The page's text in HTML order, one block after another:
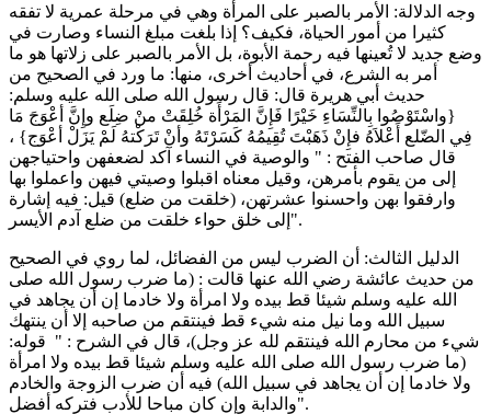
وجه الدلالة: الأمر بالصبر على المرأة وهي في مرحلة عمرية لا تفقه
كثيرا من أمور الحياة، فكيف؟ إذا بلغت مبلغ النساء وصارت في
وضع جديد لا تُعينها فيه رحمة الأبوة، بل الأمر بالصبر على زلاتها هو ما
أمر به الشرع، في أحاديث أخرى، منها: ما ورد في الصحيح من
حديث أبي هريرة قال: قال رسول الله صلى الله عليه وسلم:
{واسْتَوْصُوا بِالنِّسَاءِ خَيْرًا فَإِنَّ المَرْأَة خُلِقَتْ منْ ضِلَع وإِنَّ أعْوَجَ مَا
فِي الضّلع أَعْلاَهُ فإِنْ ذَهَبْتَ تُقِيمُهُ كَسَرْتَهُ وأنْ تَرَكْتهُ لَمْ يَزَلْ أعْوَج} ،
قال صاحب الفتح : " والوصية في النساء آكد لضعفهن واحتياجهن
إلى من يقوم بأمرهن، وقيل معناه اقبلوا وصيتي فيهن واعملوا بها
وارفقوا بهن واحسنوا عشرتهن، (خلقت من ضلع) قيل: فيه إشارة
إلى خلق حواء خلقت من ضلع آدم الأيسر".
الدليل الثالث: أن الضرب ليس من الفضائل، لما روي في الصحيح
من حديث عائشة رضي الله عنها قالت : (ما ضرب رسول الله صلى
الله عليه وسلم شيئا قط بيده ولا امرأة ولا خادما إن أن يجاهد في
سبيل الله وما نيل منه شيء قط فينتقم من صاحبه إلا أن ينتهك
شيء من محارم الله فينتقم لله عز وجل)، قال في الشرح : " قوله:
(ما ضرب رسول الله صلى الله عليه وسلم شيئا قط بيده ولا امرأة
ولا خادما إن أن يجاهد في سبيل الله) فيه أن ضرب الزوجة والخادم
والدابة وإن كان مباحا للأدب فتركه أفضل".